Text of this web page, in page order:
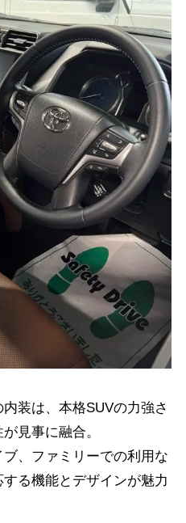
装は、本格SUVの力強さ
見事に融合。
、ファミリーでの利用な
る機能とデザインが魅力